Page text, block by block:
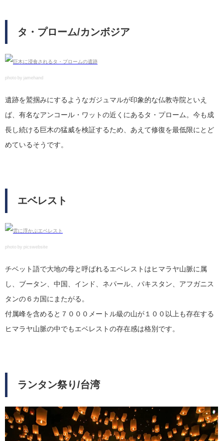
タ・プローム/カンボジア
photo by jamehand
遺跡を鷲掴みにするようなガジュマルが印象的な仏教寺院といえ
ば、有名なアンコール・ワットの近くにあるタ・プローム。今も成
長し続ける巨木の猛威を検証するため、あえて修復を最低限にとど
めているそうです。
エベレスト
photo by picswebsite
チベット語で大地の母と呼ばれるエベレストはヒマラヤ山脈に属
し、ブータン、中国、インド、ネパール、パキスタン、アフガニス
タンの６カ国にまたがる。
付属峰を含めると７０００メートル級の山が１００以上も存在する
ヒマラヤ山脈の中でもエベレストの存在感は格別です。
ランタン祭り/台湾